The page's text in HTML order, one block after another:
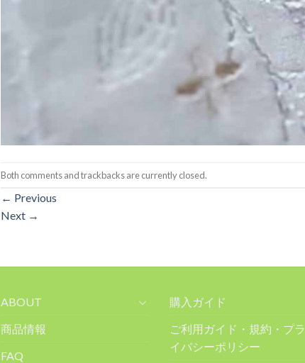
Both comments and trackbacks are currently closed.
← Previous
Next →
ABOUT
商品情報
FAQ
購入ガイド
ご利用ガイド・規約・プラ
イバシーポリシー